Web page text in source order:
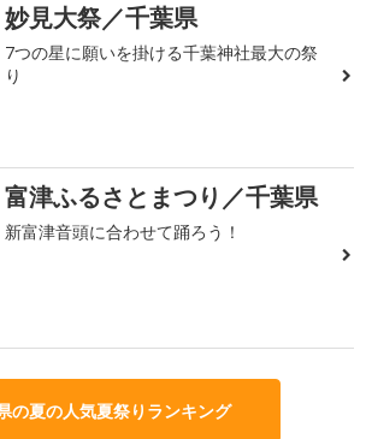
妙見大祭／千葉県
7つの星に願いを掛ける千葉神社最大の祭
り
富津ふるさとまつり／千葉県
新富津音頭に合わせて踊ろう！
の夏の人気夏祭りランキング